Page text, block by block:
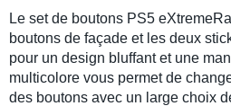
Le set de boutons PS5
boutons de façade et les deux
pour un design bluffant et une
multicolore vous permet de
des boutons avec un large choix